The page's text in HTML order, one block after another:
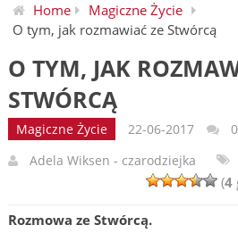
Home
Magiczne Życie
O tym, jak rozmawiać ze Stwórcą
O TYM, JAK
STWÓRCĄ
Magiczne Życie 22-06-2017
Adela Wiksen - czarodziejka
(4
Rozmowa ze Stwórcą.